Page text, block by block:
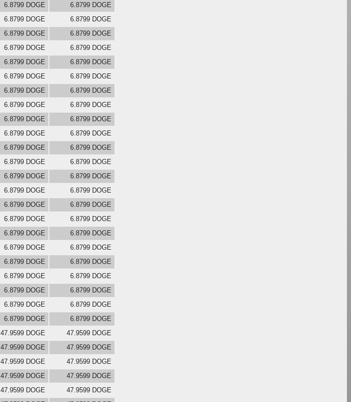
6.8799 DOGE
6.8799 DOGE
6.8799 DOGE
6.8799 DOGE
6.8799 DOGE
6.8799 DOGE
6.8799 DOGE
6.8799 DOGE
6.8799 DOGE
6.8799 DOGE
6.8799 DOGE
6.8799 DOGE
6.8799 DOGE
6.8799 DOGE
6.8799 DOGE
6.8799 DOGE
6.8799 DOGE
6.8799 DOGE
6.8799 DOGE
6.8799 DOGE
6.8799 DOGE
6.8799 DOGE
6.8799 DOGE
6.8799 DOGE
6.8799 DOGE
6.8799 DOGE
6.8799 DOGE
6.8799 DOGE
6.8799 DOGE
6.8799 DOGE
6.8799 DOGE
6.8799 DOGE
6.8799 DOGE
6.8799 DOGE
6.8799 DOGE
6.8799 DOGE
6.8799 DOGE
6.8799 DOGE
6.8799 DOGE
6.8799 DOGE
6.8799 DOGE
6.8799 DOGE
6.8799 DOGE
6.8799 DOGE
6.8799 DOGE
6.8799 DOGE
47.9599 DOGE
47.9599 DOGE
47.9599 DOGE
47.9599 DOGE
47.9599 DOGE
47.9599 DOGE
47.9599 DOGE
47.9599 DOGE
47.9599 DOGE
47.9599 DOGE